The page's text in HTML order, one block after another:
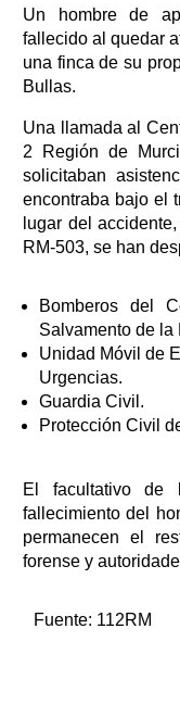
Un hombre de
fallecido al quedar
una finca de su
Bullas.
Una llamada al
2 Región de
solicitaban
encontraba bajo el
lugar del
RM-503, se han
Bomberos del
Salvamento de la
Unidad Móvil de
Urgencias.
Guardia Civil.
Protección Civil
El facultativo de
fallecimiento del
permanecen el
forense y
Fuente: 112RM